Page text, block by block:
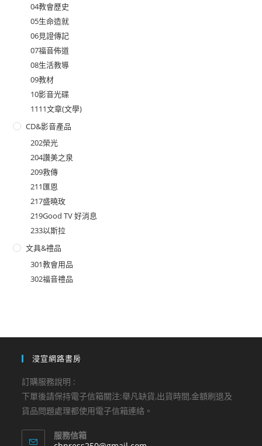
04教會歷史
05生命造就
06見證傳記
07福音佈道
08生活教導
09教材
10影音光碟
1111文章(文學)
CD&影音產品
202榮光
204讚美之泉
209救傳
211匯恩
217盛曉玫
219Good TV 好消息
233以斯拉
文具&禮品
301教會用品
302福音禮品
浸宣網路書房
訂購服務說明 :
下單後請保持電子信箱關注:舉凡缺貨,出貨時間,金額刷退及
貨品問題處理都使用電子信箱連絡。
服務信箱